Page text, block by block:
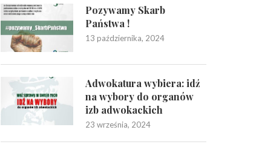
Pozywamy Skarb
Państwa !
13 października, 2024
Adwokatura wybiera: idź
na wybory do organów
izb adwokackich
23 września, 2024